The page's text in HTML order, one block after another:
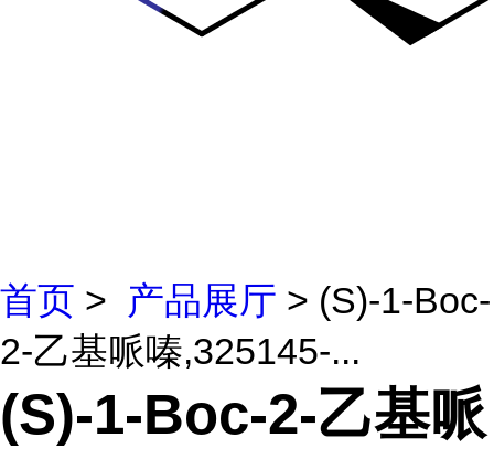
首页 > 产品展厅 > (S)-1-Boc-
2-乙基哌嗪,325145-...
(S)-1-Boc-2-乙基哌